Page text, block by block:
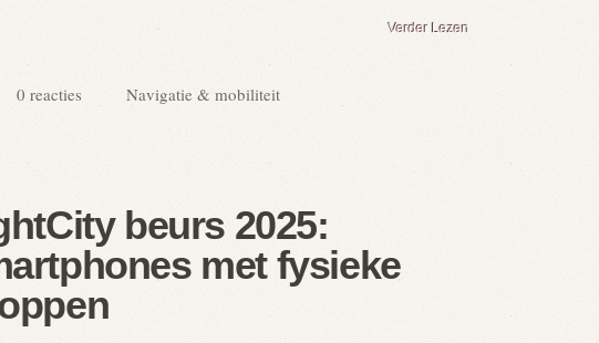
Verder Lezen
0 reacties Navigatie & mobiliteit
beurs 2025:
met fysieke